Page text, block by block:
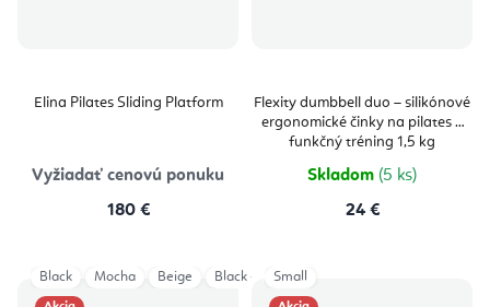
Elina Pilates Sliding Platform
Vyžiadať cenovú ponuku
180 €
Flexity dumbbell duo – silikónové
ergonomické činky na pilates a
funkčný tréning 1,5 kg
Skladom (5 ks)
24 €
Black Mocha Beige Black - NO LOGO
Small